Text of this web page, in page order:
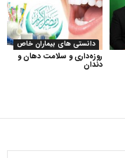
دانستی های بیماران خاص
روزه‌داری و سلامت دهان و
دندان